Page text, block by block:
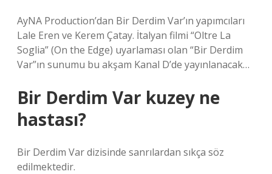
AyNA Production’dan Bir Derdim Var’ın yapımcıları
Lale Eren ve Kerem Çatay. İtalyan filmi “Oltre La
Soglia” (On the Edge) uyarlaması olan “Bir Derdim
Var”ın sunumu bu akşam Kanal D’de yayınlanacak…
Bir Derdim Var kuzey ne
hastası?
Bir Derdim Var dizisinde sanrılardan sıkça söz
edilmektedir.